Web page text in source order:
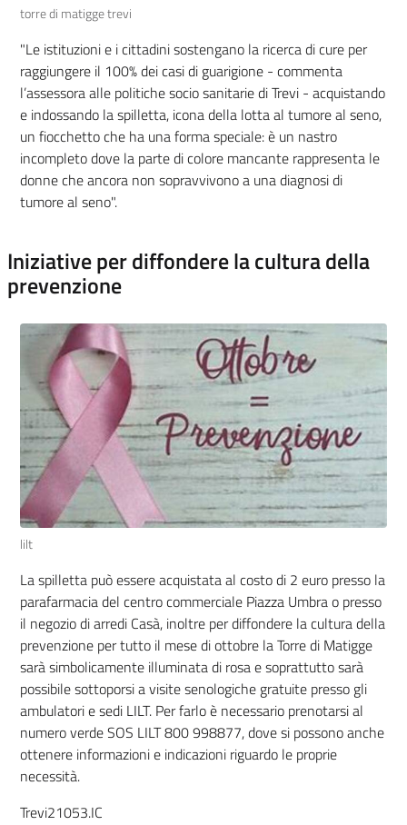
torre di matigge trevi
"Le istituzioni e i cittadini sostengano la ricerca di cure per
raggiungere il 100% dei casi di guarigione - commenta
l’assessora alle politiche socio sanitarie di Trevi - acquistando
e indossando la spilletta, icona della lotta al tumore al seno,
un fiocchetto che ha una forma speciale: è un nastro
incompleto dove la parte di colore mancante rappresenta le
donne che ancora non sopravvivono a una diagnosi di
tumore al seno".
Iniziative per diffondere la cultura della
prevenzione
lilt
La spilletta può essere acquistata al costo di 2 euro presso la
parafarmacia del centro commerciale Piazza Umbra o presso
il negozio di arredi Casà, inoltre per diffondere la cultura della
prevenzione per tutto il mese di ottobre la Torre di Matigge
sarà simbolicamente illuminata di rosa e soprattutto sarà
possibile sottoporsi a visite senologiche gratuite presso gli
ambulatori e sedi LILT. Per farlo è necessario prenotarsi al
numero verde SOS LILT 800 998877, dove si possono anche
ottenere informazioni e indicazioni riguardo le proprie
necessità.
Trevi21053.IC